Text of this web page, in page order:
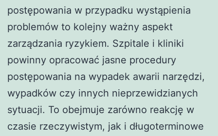
postępowania w przypadku wystąpienia
problemów to kolejny ważny aspekt
zarządzania ryzykiem. Szpitale i kliniki
powinny opracować jasne procedury
postępowania na wypadek awarii narzędzi,
wypadków czy innych nieprzewidzianych
sytuacji. To obejmuje zarówno reakcję w
czasie rzeczywistym, jak i długoterminowe